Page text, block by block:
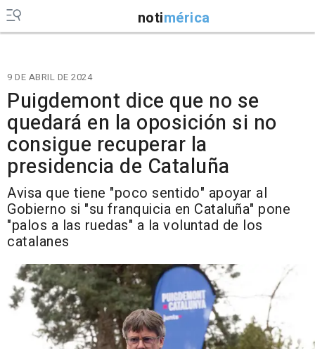
notimérica
9 DE ABRIL DE 2024
Puigdemont dice que no se
quedará en la oposición si no
consigue recuperar la
presidencia de Cataluña
Avisa que tiene "poco sentido" apoyar al
Gobierno si "su franquicia en Cataluña" pone
"palos a las ruedas" a la voluntad de los
catalanes